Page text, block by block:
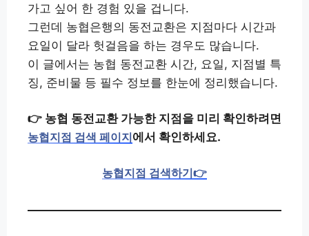
가고 싶어 한 경험 있을 겁니다.
그런데 농협은행의 동전교환은 지점마다 시간과
요일이 달라 헛걸음을 하는 경우도 많습니다.
이 글에서는 농협 동전교환 시간, 요일, 지점별 특
징, 준비물 등 필수 정보를 한눈에 정리했습니다.
👉 농협 동전교환 가능한 지점을 미리 확인하려면
농협지점 검색 페이지 에서 확인하세요.
농협지점 검색하기👉